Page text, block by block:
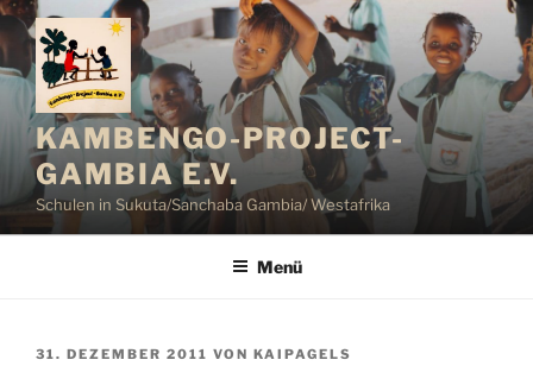
Zum
Inhalt
springen
KAMBENGO-PROJECT-
GAMBIA E.V.
Schulen in Sukuta/Sanchaba Gambia/ Westafrika
Menü
VERÖFFENTLICHT
31. DEZEMBER 2011 VON KAIPAGELS